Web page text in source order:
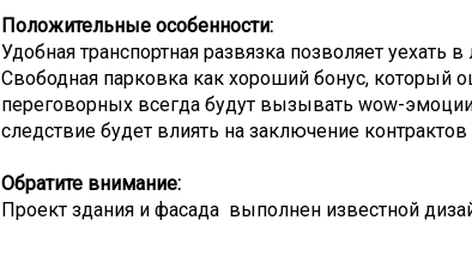
Положительные особенности:
Удобная транспортная развязка позволяет
Свободная парковка как хороший бонус, который
переговорных всегда будут вызывать wow-
следствие будет влиять на заключение
Обратите внимание:
Проект здания и фасада выполнен известной